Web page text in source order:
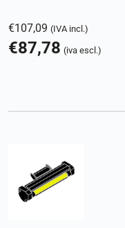
€107,09 (IVA incl.)
€87,78 (iva escl.)